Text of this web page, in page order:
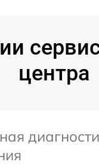
центра